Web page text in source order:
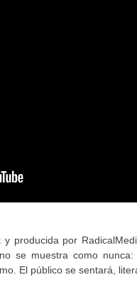
producida por
se muestra como
El público se sentará,